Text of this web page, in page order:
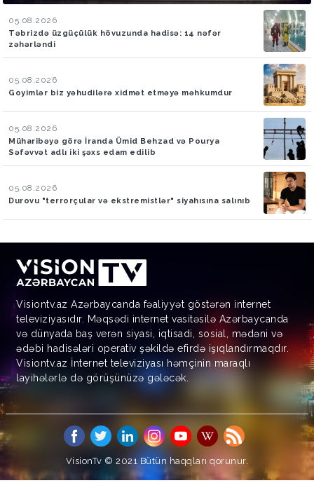
05.08.2026
Təbrizdə üzgüçülük hövuzunda hadisə: 14 nəfər
zəhərləndi
05.08.2026
Goyimlər biz yəhudilərə xidmət etməyə məhkumdur
05.08.2026
Müharibəyə görə İranda Ümid Behzad və Pourya
Səfəvvət adlı iki şəxs edam edilib
05.08.2026
Durovu "terrorçular və ekstremistlər" siyahısına salınıb
Visiontv.az Azərbaycanda fəaliyyət göstərən internet
televiziyasıdır. Məqsədi internet vasitəsilə Azərbaycanda
və dünyada baş verən siyasi, iqtisadi, sosial, mədəni və
ədəbi hadisələri operativ şəkildə efirdə işıqlandırmaqdır.
Visiontv.az İnternet televiziyası həmçinin maraqlı
layihələrlə də görüşünüzə gələcək.
VisionTv © 2021Bütün haqqları qorunur.